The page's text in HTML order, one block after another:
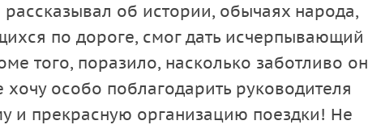
об истории, обычаях народа,
по дороге, смог дать исчерпывающий
того, поразило, насколько заботливо он
особо поблагодарить руководителя
и прекрасную организацию поездки! Не